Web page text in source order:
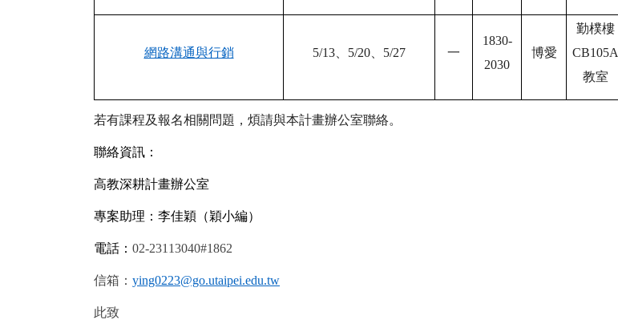
網路溝通與行銷 5/13 5/20 5/27 一
1830-
2030
博愛
勤樸樓
CB105A
教室
若有課程及報名相關問題，煩請與本計畫辦公室聯絡。
聯絡資訊：
高教深耕計畫辦公室
專案助理：李佳穎（穎小編）
電話： 02-23113040#1862
信箱： ying0223@go.utaipei.edu.tw
此致